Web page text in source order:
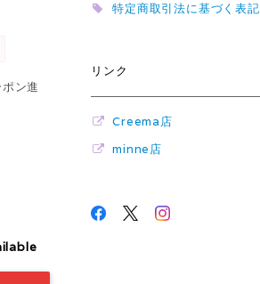
ン進
特定商取引法に基づく表記
リンク
Creema店
minne店